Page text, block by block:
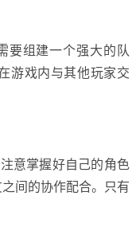
要组建一个强大的队
游戏内与其他玩家交
意掌握好自己的角色
间的协作配合。只有